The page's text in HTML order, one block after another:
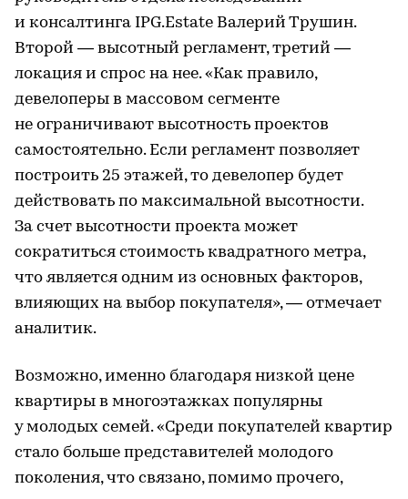
и консалтинга IPG.Estate Валерий Трушин.
Второй — высотный регламент, третий —
локация и спрос на нее. «Как правило,
девелоперы в массовом сегменте
не ограничивают высотность проектов
самостоятельно. Если регламент позволяет
построить 25 этажей, то девелопер будет
действовать по максимальной высотности.
За счет высотности проекта может
сократиться стоимость квадратного метра,
что является одним из основных факторов,
влияющих на выбор покупателя», — отмечает
аналитик.
Возможно, именно благодаря низкой цене
квартиры в многоэтажках популярны
у молодых семей. «Среди покупателей квартир
стало больше представителей молодого
поколения, что связано, помимо прочего,